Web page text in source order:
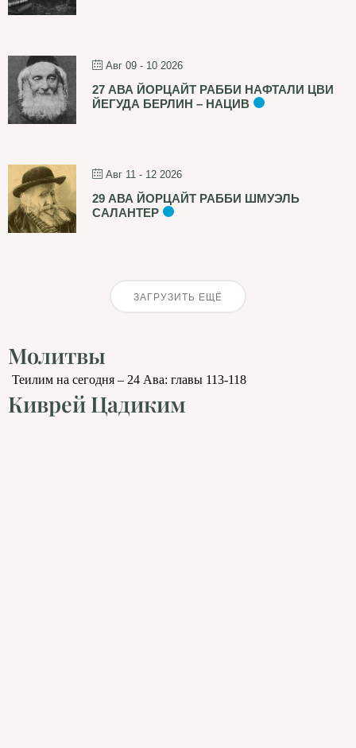
Авг 09 - 10 2026
27 АВА ЙОРЦАЙТ РАББИ НАФТАЛИ ЦВИ
ЙЕГУДА БЕРЛИН – НАЦИВ
Авг 11 - 12 2026
29 АВА ЙОРЦАЙТ РАББИ ШМУЭЛЬ
САЛАНТЕР
ЗАГРУЗИТЬ ЕЩЁ
Молитвы
Теилим на сегодня – 24 Ава: главы 113-118
Киврей Цадиким